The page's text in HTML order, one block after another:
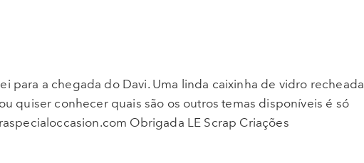
para a chegada do Davi. Uma linda caixinha de vidro recheada
quiser conhecer quais são os outros temas disponíveis é só
Obrigada LE Scrap Criações